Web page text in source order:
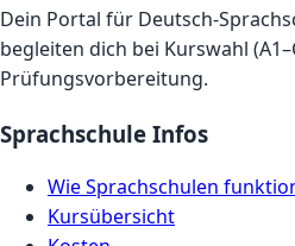
Dein Portal für Deutsch-
begleiten dich bei Kurswahl
Prüfungsvorbereitung.
Sprachschule Infos
Wie Sprachschulen
Kursübersicht